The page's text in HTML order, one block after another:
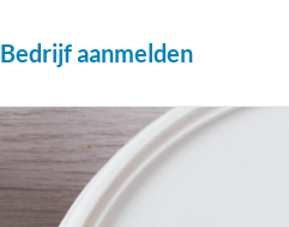
Bedrijf aanmelden